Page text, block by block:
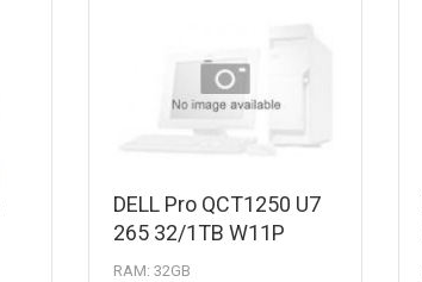
DELL Pro QCT1250 U7
265 32/1TB W11P
RAM: 32GB